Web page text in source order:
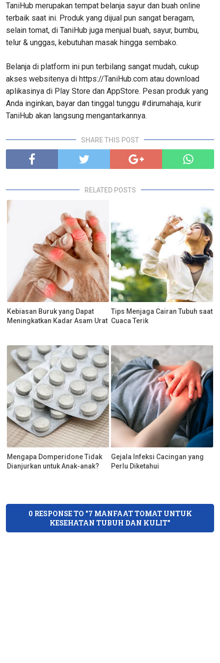
TaniHub merupakan tempat belanja sayur dan buah online
terbaik saat ini. Produk yang dijual pun sangat beragam,
selain tomat, di TaniHub juga menjual buah, sayur, bumbu,
telur & unggas, kebutuhan masak hingga sembako.
Belanja di platform ini pun terbilang sangat mudah, cukup
akses websitenya di https://TaniHub.com atau download
aplikasinya di Play Store dan AppStore. Pesan produk yang
Anda inginkan, bayar dan tinggal tunggu #dirumahaja, kurir
TaniHub akan langsung mengantarkannya.
SHARE THIS POST
RELATED POSTS
Kebiasan Buruk yang Dapat
Meningkatkan Kadar Asam Urat
Tips Menjaga Cairan Tubuh saat
Cuaca Terik
Mengapa Domperidone Tidak
Dianjurkan untuk Anak-anak?
Gejala Infeksi Cacingan yang
Perlu Diketahui
0 RESPONSE TO "7 MANFAAT TOMAT UNTUK
KESEHATAN TUBUH DAN KULIT"